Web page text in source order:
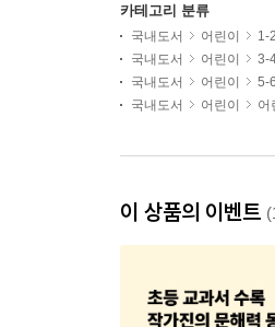
카테고리 분류
국내도서 어린이 1-
국내도서
어린이 3-
국내도서
어린이 5-
국내도서
어린이 어
이 상품의 이벤트